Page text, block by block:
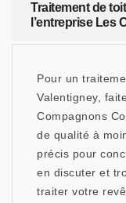
Traitement de
l’entreprise Les
Pour un
Valentigney,
Compagnons
de qualité à
précis pour
en discuter et
traiter votre